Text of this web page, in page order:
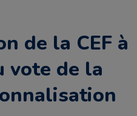
de la CEF à
vote de la